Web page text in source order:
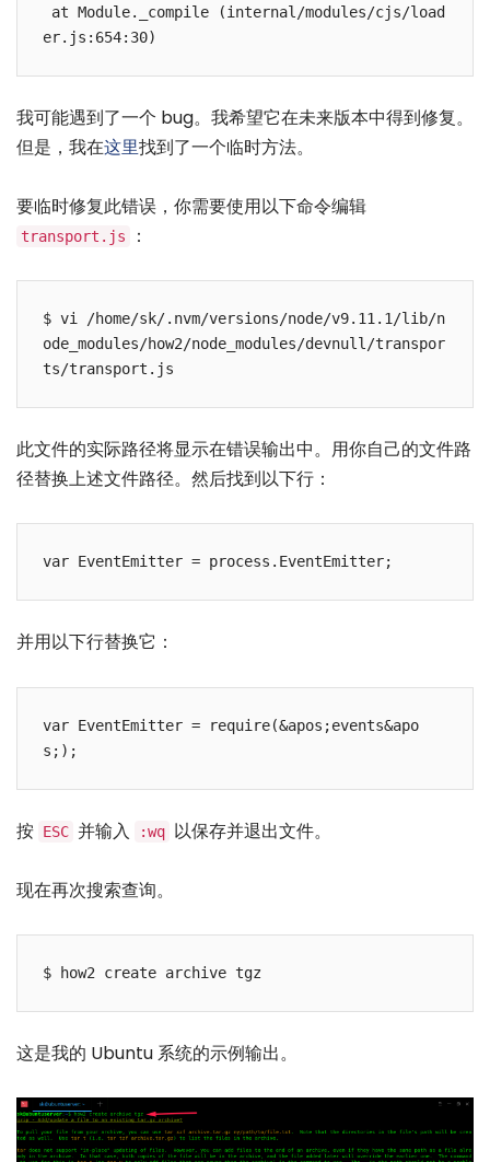
我可能遇到了一个 bug。我希望它在未来版本中得到修复。
但是，我在这里找到了一个临时方法。
要临时修复此错误，你需要使用以下命令编辑
transport.js ：
$ vi /home/sk/.nvm/versions/node/v9.11.1/lib/n
ode_modules/how2/node_modules/devnull/transpor
ts/transport.js
此文件的实际路径将显示在错误输出中。用你自己的文件路
径替换上述文件路径。然后找到以下行：
var EventEmitter = process.EventEmitter;
并用以下行替换它：
var EventEmitter = require(&apos;events&apo
s;);
按 ESC 并输入 :wq 以保存并退出文件。
现在再次搜索查询。
$ how2 create archive tgz
这是我的 Ubuntu 系统的示例输出。